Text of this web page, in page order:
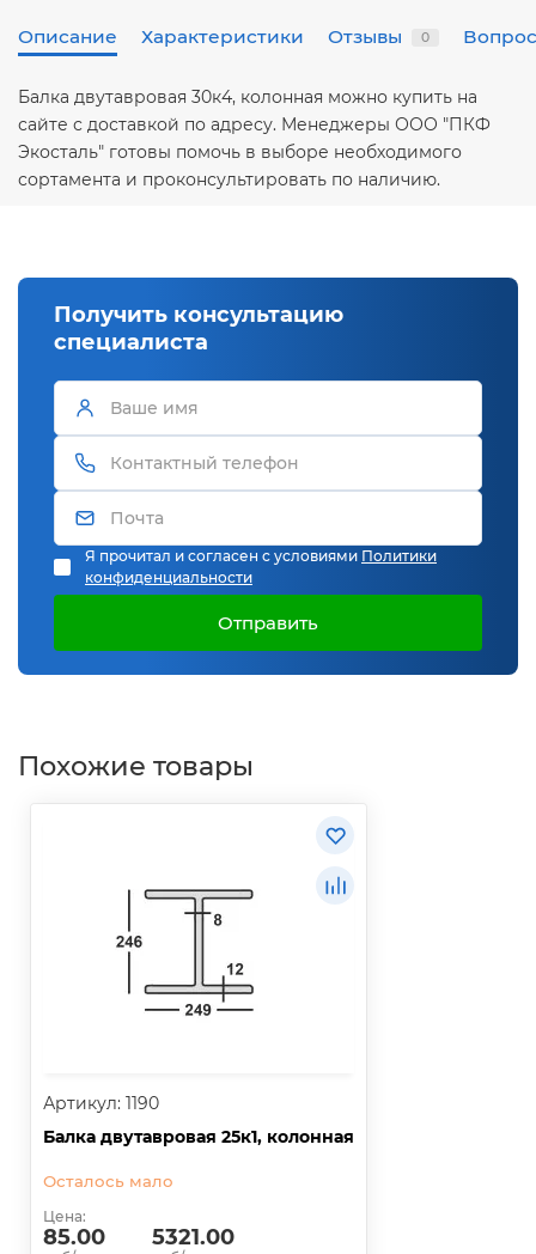
Описание Характеристики Отзывы 0
Балка двутавровая 30к4, колонная можно купить на
сайте с доставкой по адресу. Менеджеры ООО "ПКФ
Экосталь" готовы помочь в выборе необходимого
сортамента и проконсультировать по наличию.
Получить консультацию
специалиста
Я прочитал и согласен с условиями Политики
конфиденциальности
Отправить
Похожие товары
Артикул: 1190
Балка двутавровая 25к1, колонная
Осталось мало
Цена:
85.00 5321.00